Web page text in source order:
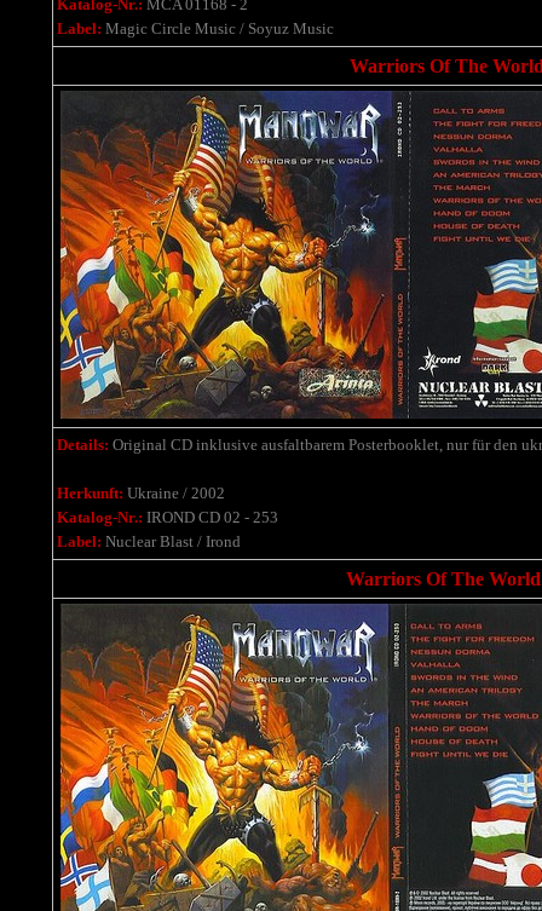
Katalog-Nr.: MCA 01168 - 2
Label: Magic Circle Music / Soyuz Music
Warriors Of The
Details: Original CD inklusive ausfaltbarem Posterbooklet, nur für den
Herkunft: Ukraine / 2002
Katalog-Nr.: IROND CD 02 - 253
Label: Nuclear Blast / Irond
Warriors Of The